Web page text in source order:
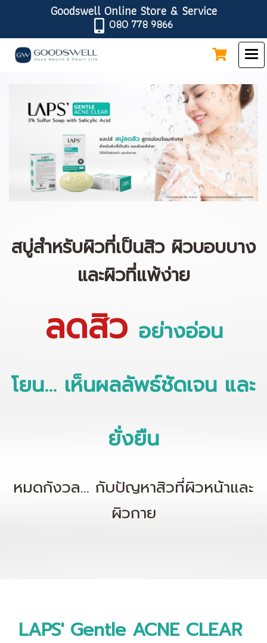
Goodswell Online Store & Service
080 778 9866
สบู่สำหรับผิวที่เป็นสิว ผิวบอบบาง
และผิวที่แพ้ง่าย
ลดสิว อย่างอ่อน
โยน... เห็นผลลัพธ์ชัดเจน และ
ยั่งยืน
หมดกังวล... กับปัญหาสิวที่ผิวหน้าและ
ผิวกาย
LAPS' Gentle ACNE CLEAR